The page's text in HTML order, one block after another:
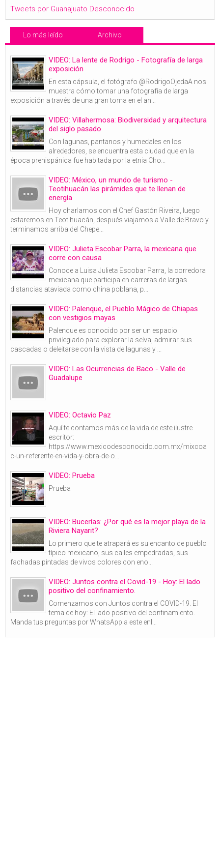
Tweets por Guanajuato Desconocido
Lo más leído Archivo
VIDEO: La lente de Rodrigo - Fotografía de larga
exposición
En esta cápsula, el fotógrafo @RodrigoOjedaA nos
muestra cómo tomar una fotografía de larga
exposición a través de una gran toma en el an...
VIDEO: Villahermosa: Biodiversidad y arquitectura
del siglo pasado
Con lagunas, pantanos y humedales en los
alrededores, se encuentra esta ciudad que en la
época prehispánica fue habitada por la etnia Cho...
VIDEO: México, un mundo de turismo -
Teotihuacán las pirámides que te llenan de
energía
Hoy charlamos con el Chef Gastón Riveira, luego
estaremos en Teotihuacán, después viajamos a Valle de Bravo y
terminamos arriba del Chepe...
VIDEO: Julieta Escobar Parra, la mexicana que
corre con causa
Conoce a Luisa Julieta Escobar Parra, la corredora
mexicana que participa en carreras de largas
distancias ataviada como china poblana, p...
VIDEO: Palenque, el Pueblo Mágico de Chiapas
con vestigios mayas
Palenque es conocido por ser un espacio
privilegiado para explorar la selva, admirar sus
cascadas o deleitarse con la vista de lagunas y ...
VIDEO: Las Ocurrencias de Baco - Valle de
Guadalupe
VIDEO: Octavio Paz
Aquí te contamos más de la vida de este ilustre
escritor:
https://www.mexicodesconocido.com.mx/mixcoa
c-un-referente-en-vida-y-obra-de-o...
VIDEO: Prueba
Prueba
VIDEO: Bucerías: ¿Por qué es la mejor playa de la
Riviera Nayarit?
Lo primero que te atrapará es su encanto de pueblo
típico mexicano, sus calles empedradas, sus
fachadas pintadas de vivos colores con eno...
VIDEO: Juntos contra el Covid-19 - Hoy: El lado
positivo del confinamiento.
Comenzamos con Juntos contra el COVID-19. El
tema de hoy: El lado positivo del confinamiento.
Manda tus preguntas por WhatsApp a este enl...